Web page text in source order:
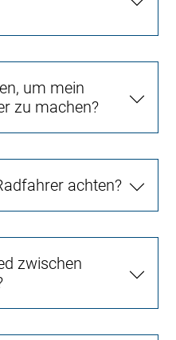
um mein
zu machen?
achten?
zwischen